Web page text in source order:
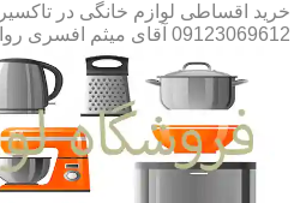
خرید اقساطی لوازم خانگی در
09123069612 آقای میثم افسری